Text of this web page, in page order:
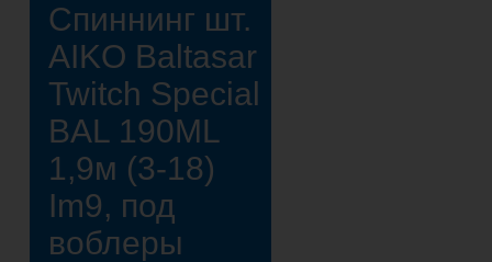
Спиннинг шт.
AIKO Baltasar
Twitch Special
BAL 190ML
1,9м (3-18)
Im9, под
воблеры